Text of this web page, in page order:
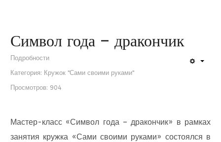
Символ года – дракончик
Подробности
Категория: Кружок "Сами своими руками"
Просмотров: 904
Мастер-класс «Символ года – дракончик» в рамках
занятия кружка «Сами своими руками» состоялся в